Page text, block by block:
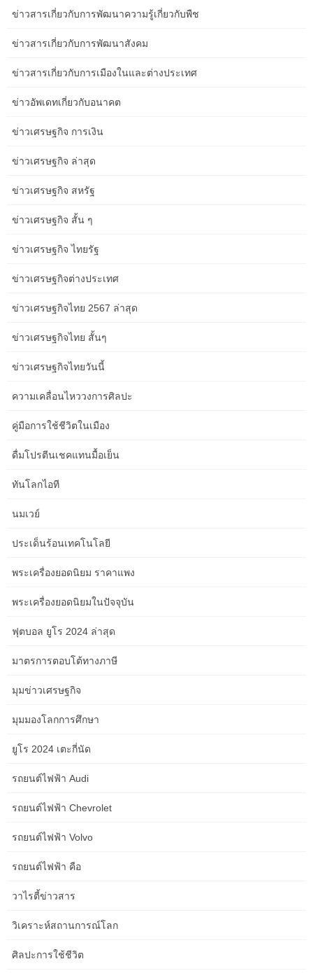
Noncommercial-No Derivative Works four.zero ใบอนุญาตระหว่าง
Related Posts
การคว่ำบาตรการค้าเป็นรากฐานที่สำคัญของนโยบายต่างประเทศ
ประเทศและการละเมิดสิทธิมนุษยชนหรือเพื่อเพิ่มความมั่นคงของชาติ
ดังนั้นการคว่ำบาตรการค้าจะถูกบังคับใช้อย่างเคร่งครัดโดยหน่วยงาน
กำกับดูแลซึ่งหมายความว่าธนาคารสถาบันการเงินและผู้ให้บริการอื่น
ๆ ควรติดตามการปฏิบัติตามกฎระเบียบของพวกเขาอย่างรอบคอบเพื่อ
อาญา บริษัท จะต้องตรวจสอบให้แน่ใจว่าพวกเขาดำเนินงานตามการ
ปฏิบัติสิ่งนี้หมายถึงการใช้โซลูชันการคัดกรองการคว่ำบาตรซึ่งเป็น
รายการการคว่ำบาตรระหว่างประเทศที่เกี่ยวข้อง (เช่นรายการ SDN)
หากพบการจับคู่ บริษัท ควรดำเนินการตอบสนองการปฏิบัติตามที่
เหมาะสมรวมถึงการระงับการทำธุรกรรมสินทรัพย์แช่แข็งและการแจ้ง
หน่วยงานที่เหมาะสม รัฐบาลส่วนใหญ่ได้จัดตั้งหน่วยงานบังคับใช้เพื่อ
Trade Attending To Know Wcwr West Coast Wilderness Railway
fascinating stories of the hardships of the…
ข่าวสารเกี่ยวกับการพัฒนาความรู้เกี่ยวกับพืช
ข่าวสารเกี่ยวกับการพัฒนาสังคม
ข่าวสารเกี่ยวกับการเมืองในและต่างประเทศ
ข่าวอัพเดทเกี่ยวกับอนาคต
ข่าวเศรษฐกิจ การเงิน
ข่าวเศรษฐกิจ ล่าสุด
ข่าวเศรษฐกิจ สหรัฐ
ข่าวเศรษฐกิจ สั้น ๆ
ข่าวเศรษฐกิจ ไทยรัฐ
ข่าวเศรษฐกิจต่างประเทศ
ข่าวเศรษฐกิจไทย 2567 ล่าสุด
ข่าวเศรษฐกิจไทย สั้นๆ
ข่าวเศรษฐกิจไทยวันนี้
ความเคลื่อนไหววงการศิลปะ
คู่มือการใช้ชีวิตในเมือง
ดื่มโปรตีนเชคแทนมื้อเย็น
ทันโลกไอที
นมเวย์
ประเด็นร้อนเทคโนโลยี
พระเครื่องยอดนิยม ราคาแพง
พระเครื่องยอดนิยมในปัจจุบัน
ฟุตบอล ยูโร 2024 ล่าสุด
มาตรการตอบโต้ทางภาษี
มุมข่าวเศรษฐกิจ
มุมมองโลกการศึกษา
ยูโร 2024 เตะกี่นัด
รถยนต์ไฟฟ้า Audi
รถยนต์ไฟฟ้า Chevrolet
รถยนต์ไฟฟ้า Volvo
รถยนต์ไฟฟ้า คือ
วาไรตี้ข่าวสาร
วิเคราะห์สถานการณ์โลก
ศิลปะการใช้ชีวิต